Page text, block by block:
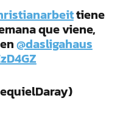
tiene
que viene,
@dasligahaus